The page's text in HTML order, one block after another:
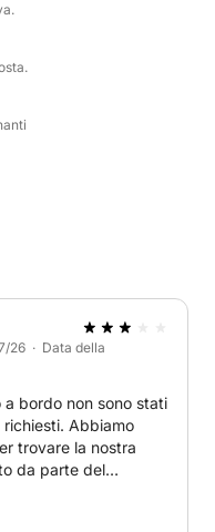
26 · Data della
bordo non sono stati
Abbiamo
trovare la nostra
da parte del
frettoloso e a